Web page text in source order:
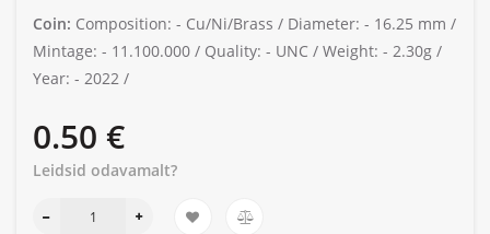
Coin: Composition: - Cu/Ni/Brass / Diameter: - 16.25 mm /
Mintage: - 11.100.000 / Quality: - UNC / Weight: - 2.30g /
Year: - 2022 /
0.50 €
Leidsid odavamalt?